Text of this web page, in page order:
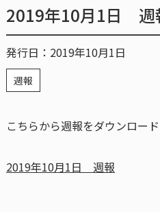
2019年10月1日 週
発行日：2019年10月1日
週報
こちらから週報をダウンロー
2019年10月1日 週報